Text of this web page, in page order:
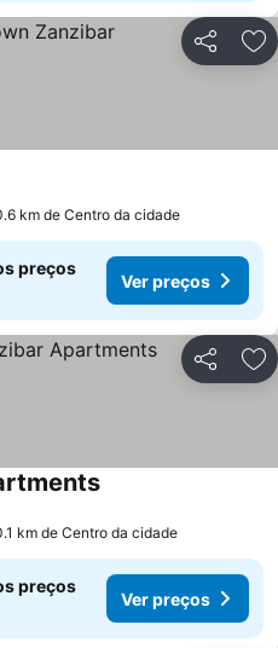
Partilhar
km de Centro da cidade
preços
Ver preços
Partilhar
km de Centro da cidade
preços
Ver preços